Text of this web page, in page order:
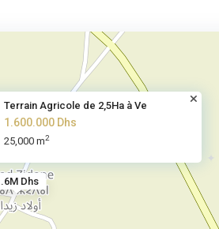
Dhs
Terrain Agricole de 2,5Ha à Ve
1.600.000 Dhs
25,000 m2